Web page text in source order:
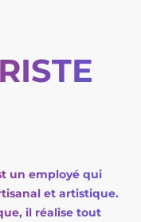
un employé qui
et artistique.
il réalise tout